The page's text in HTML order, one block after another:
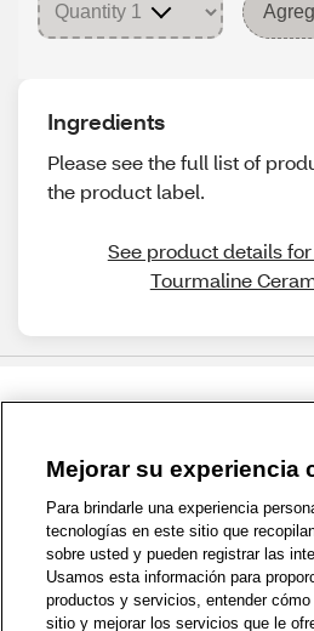
Ingredients
Please see the full list of
the product label.
See product details
Tourmaline
1-800-679-9691 | Contáctenos |
Política de Privacidad | WA
Zona de Bienestar | © 1999
Mejorar su experiencia
Para brindarle una experiencia
tecnologías en este sitio que
sobre usted y pueden registrar las
Usamos esta información para
productos y servicios, entender
sitio y mejorar los servicios que le